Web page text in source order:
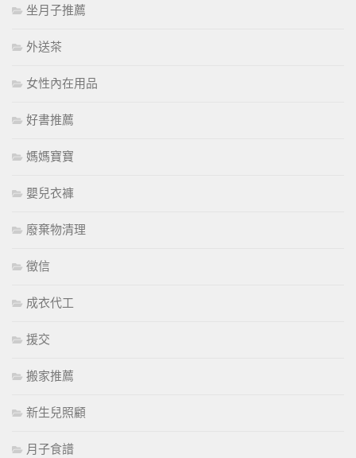
坐月子推薦
外送茶
女性內在用品
好書推薦
媽媽寶寶
嬰兒衣褲
廢棄物清理
徵信
成衣代工
援交
搬家推薦
新生兒照顧
月子食譜